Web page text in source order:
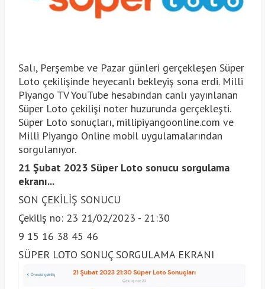
Salı, Perşembe ve Pazar günleri gerçekleşen Süper
Loto çekilişinde heyecanlı bekleyiş sona erdi. Milli
Piyango TV YouTube hesabından canlı yayınlanan
Süper Loto çekilişi noter huzurunda gerçekleşti.
Süper Loto sonuçları, millipiyangoonline.com ve
Milli Piyango Online mobil uygulamalarından
sorgulanıyor.
21 Şubat 2023 Süper Loto sonucu sorgulama
ekranı...
SON ÇEKİLİŞ SONUCU
Çekiliş no: 23 21/02/2023 - 21:30
9 15 16 38 45 46
SÜPER LOTO SONUÇ SORGULAMA EKRANI